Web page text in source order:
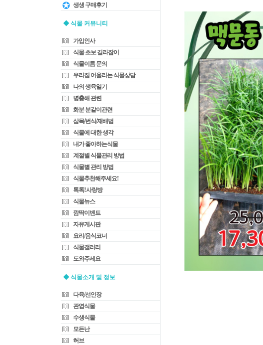
생생 구매후기
◆ 식물 커뮤니티
가입인사
식물 초보 길라잡이
식물이름 문의
우리집 어울리는 식물상담
나의 생육일기
병충해 관련
화분 분갈이관련
삽목/번식/재배법
식물에 대한 생각
내가 좋아하는식물
계절별 식물관리 방법
식물별 관리 방법
식물추천해주세요!
톡톡!사랑방
식물뉴스
깜딱이벤트
자유게시판
요리/음식코너
식물갤러리
도와주세요
◆ 식물소개 및 정보
다육/선인장
관엽식물
수생식물
모든난
허브